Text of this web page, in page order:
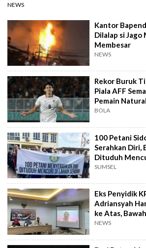
NEWS
Kantor
Dilalap si Jago
Membesar
NEWS
Rekor Buruk
Piala AFF
Pemain
BOLA
100 Petani
Serahkan Diri,
Dituduh
SUMSEL
Eks Penyidik
Adriansyah
ke Atas,
NEWS